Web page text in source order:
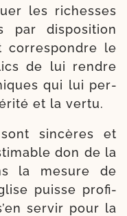
les richesses
dis­po­si­tion
le
de lui rendre
qui lui per­
et la vertu.
sin­cères et
don de la
la mesure de
puisse pro­fi­
ser­vir pour la